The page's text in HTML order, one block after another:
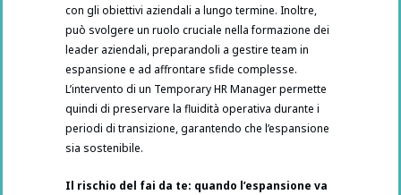
con gli obiettivi aziendali a lungo termine. Inoltre,
può svolgere un ruolo cruciale nella formazione dei
leader aziendali, preparandoli a gestire team in
espansione e ad affrontare sfide complesse.
L’intervento di un Temporary HR Manager permette
quindi di preservare la fluidità operativa durante i
periodi di transizione, garantendo che l’espansione
sia sostenibile.
Il rischio del fai da te: quando l’espansione va